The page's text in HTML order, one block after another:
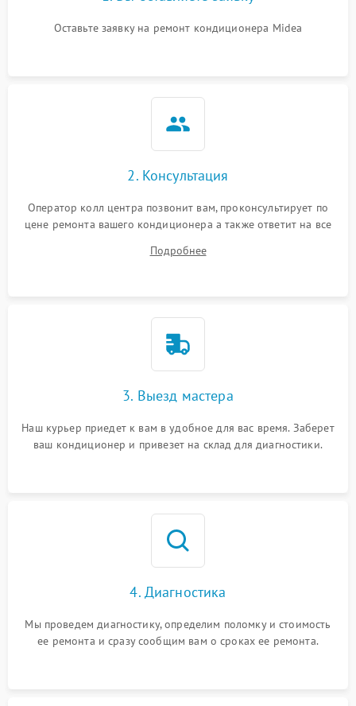
Оставьте заявку на ремонт кондиционера Midea
2. Консультация
Оператор колл центра позвонит вам, проконсультирует по
цене ремонта вашего кондиционера а также ответит на все
Подробнее
3. Выезд мастера
Наш курьер приедет к вам в удобное для вас время. Заберет
ваш кондиционер и привезет на склад для диагностики.
4. Диагностика
Мы проведем диагностику, определим поломку и стоимость
ее ремонта и сразу сообщим вам о сроках ее ремонта.